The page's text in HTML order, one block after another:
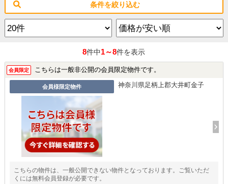
条件を絞り込む
8件中1～8件を表示
会員限定 こちらは一般非公開の会員限定物件です。
会員様限定物件 神奈川県足柄上郡大井町金子
こちらの物件は、一般公開できない物件となっております。ご覧いただ
くには無料会員登録が必要です。